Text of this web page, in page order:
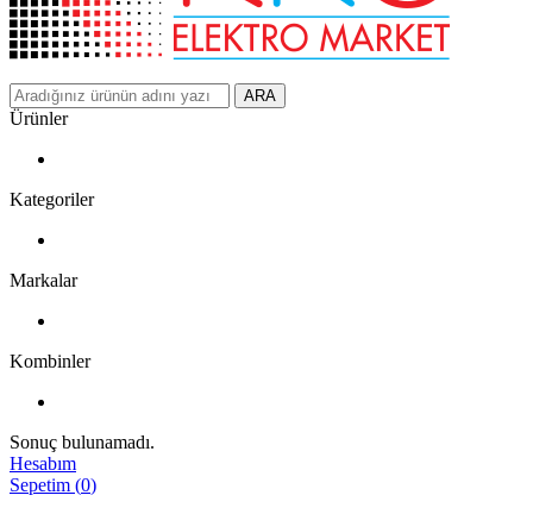
ARA
Ürünler
Kategoriler
Markalar
Kombinler
Sonuç bulunamadı.
Hesabım
Sepetim (0)